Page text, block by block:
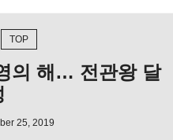
TOP
의 해… 전관왕 달
25, 2019